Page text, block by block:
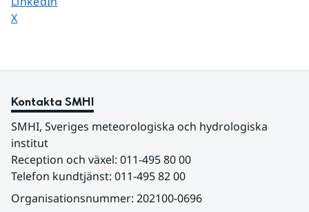
Dela sidan på
X
Kontakta SMHI
SMHI, Sveriges meteorologiska och hydrologiska
institut
Reception och växel: 011-495 80 00
Telefon kundtjänst: 011-495 82 00
Organisationsnummer: 202100-0696